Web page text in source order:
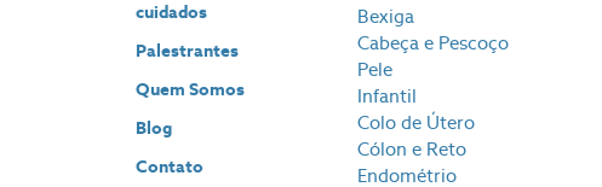
cuidados
Palestrantes
Quem Somos
Blog
Contato
Bexiga
Cabeça e Pescoço
Pele
Infantil
Colo de Útero
Cólon e Reto
Endométrio